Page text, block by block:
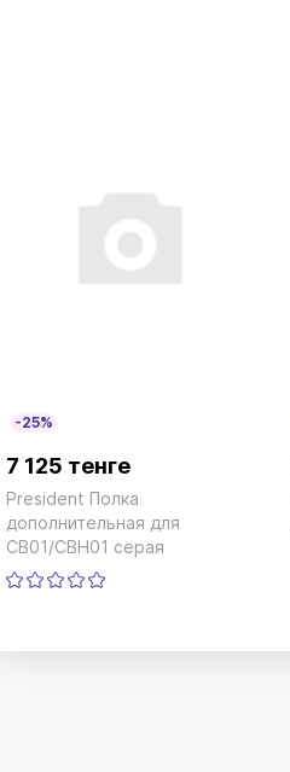
-25%
7 125 тенге
President Полка
дополнительная для
CB01/CBH01 серая